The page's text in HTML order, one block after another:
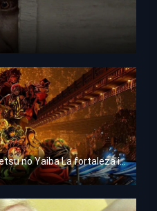
Guardianes de la noche: Kimetsu no Yaiba La fortaleza infinita